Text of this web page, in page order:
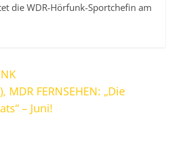
die WDR-Hörfunk-Sportchefin am
MDR FERNSEHEN: „Die
– Juni!